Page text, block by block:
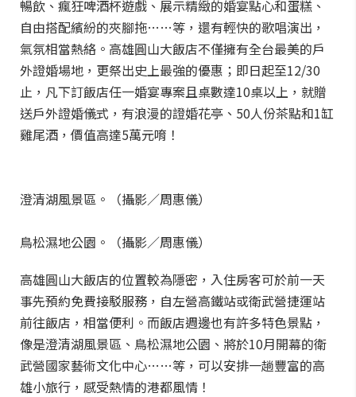
暢飲、瘋狂啤酒杯遊戲、展示精緻的婚宴點心和蛋糕、
自由搭配繽紛的夾腳拖……等，還有輕快的歌唱演出，
氣氛相當熱絡。高雄圓山大飯店不僅擁有全台最美的戶
外證婚場地，更祭出史上最強的優惠；即日起至12/30
止，凡下訂飯店任一婚宴專案且桌數達10桌以上，就贈
送戶外證婚儀式，有浪漫的證婚花亭、50人份茶點和1缸
雞尾酒，價值高達5萬元唷！
澄清湖風景區。（攝影／周惠儀）
鳥松濕地公園。（攝影／周惠儀）
高雄圓山大飯店的位置較為隱密，入住房客可於前一天
事先預約免費接駁服務，自左營高鐵站或衛武營捷運站
前往飯店，相當便利。而飯店週邊也有許多特色景點，
像是澄清湖風景區、鳥松濕地公園、將於10月開幕的衛
武營國家藝術文化中心……等，可以安排一趟豐富的高
雄小旅行，感受熱情的港都風情！